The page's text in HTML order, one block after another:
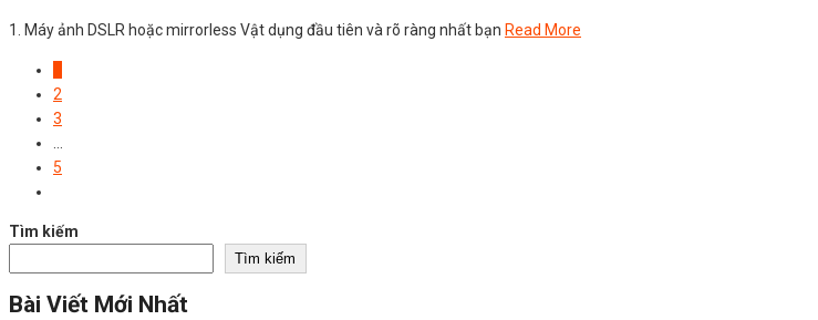
1. Máy ảnh DSLR hoặc mirrorless Vật dụng đầu tiên và rõ ràng nhất bạn Read More
2
3
5
Tìm kiếm
Tìm kiếm
Bài Viết Mới Nhất